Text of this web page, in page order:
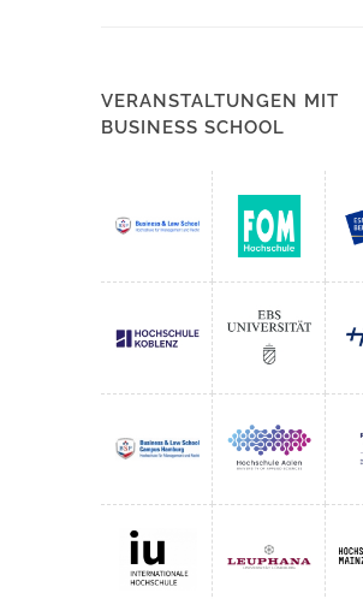
VERANSTALTUNGEN MIT
BUSINESS SCHOOL